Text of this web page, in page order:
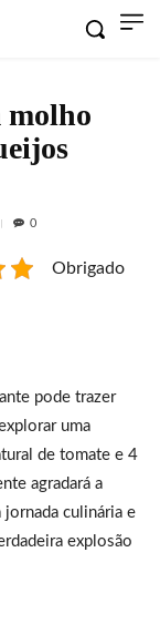
molho
0
Obrigado
pode trazer
uma
de tomate e 4
agradará a
jornada culinária e
explosão